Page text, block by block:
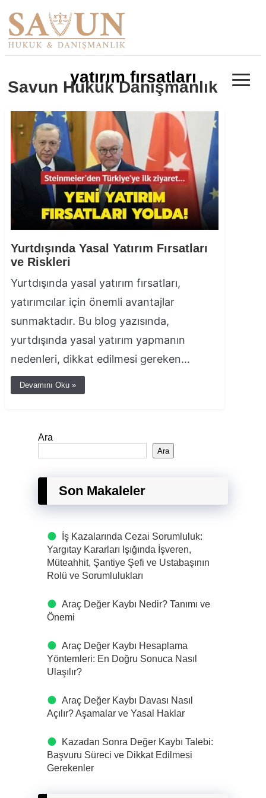
Savun Hukuk Danışmanlık ≡
yatırım fırsatları
Yurtdışında Yasal Yatırım Fırsatları
ve Riskleri
Yurtdışında yasal yatırım fırsatları,
yatırımcılar için önemli avantajlar
sunmaktadır. Bu blog yazısında,
yurtdışında yasal yatırım yapmanın
nedenleri, dikkat edilmesi gereken…
Devamını Oku »
Ara
Ara
Son Makaleler
İş Kazalarında Cezai Sorumluluk:
Yargıtay Kararları Işığında İşveren,
Müteahhit, Şantiye Şefi ve Ustabaşının
Rolü ve Sorumlulukları
Araç Değer Kaybı Nedir? Tanımı ve
Önemi
Araç Değer Kaybı Hesaplama
Yöntemleri: En Doğru Sonuca Nasıl
Ulaşılır?
Araç Değer Kaybı Davası Nasıl
Açılır? Aşamalar ve Yasal Haklar
Kazadan Sonra Değer Kaybı Talebi:
Başvuru Süreci ve Dikkat Edilmesi
Gerekenler